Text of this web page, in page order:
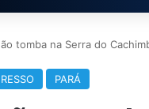
tomba na Serra do
PARÁ